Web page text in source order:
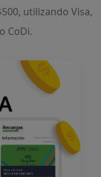
utilizando Visa,
CoDi.